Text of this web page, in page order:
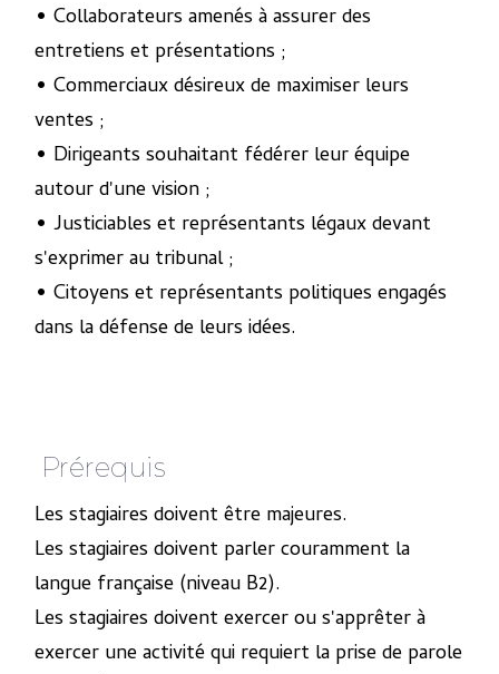
• Collaborateurs amenés à assurer des
entretiens et présentations ;
• Commerciaux désireux de maximiser leurs
ventes ;
• Dirigeants souhaitant fédérer leur équipe
autour d'une vision ;
• Justiciables et représentants légaux devant
s'exprimer au tribunal ;
• Citoyens et représentants politiques engagés
dans la défense de leurs idées.
Prérequis
Les stagiaires doivent être majeures.
Les stagiaires doivent parler couramment la
langue française (niveau B2).
Les stagiaires doivent exercer ou s'apprêter à
exercer une activité qui requiert la prise de parole